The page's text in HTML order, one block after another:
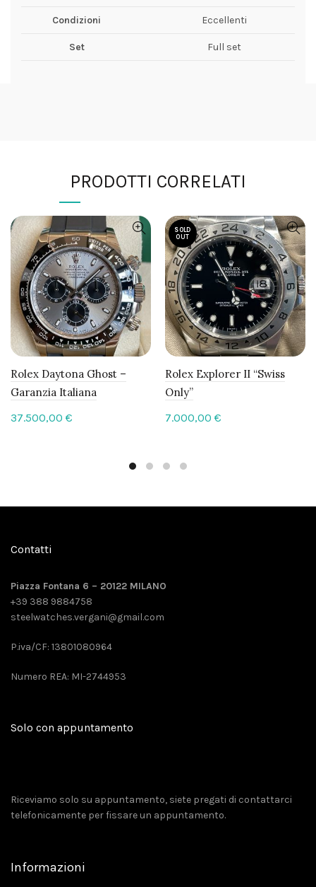
Condizioni Eccellenti
Set Full set
PRODOTTI CORRELATI
Rolex Daytona Ghost –
Garanzia Italiana
37.500,00 €
SOLD
OUT
Rolex Explorer II “Swiss
Only”
7.000,00 €
Contatti
Piazza Fontana 6 – 20122 MILANO
+39 388 9884758
steelwatches.vergani@gmail.com
P.iva/CF: 13801080964
Numero REA: MI-2744953
Solo con appuntamento
Riceviamo solo su appuntamento, siete pregati di contattarci
telefonicamente per fissare un appuntamento.
Informazioni